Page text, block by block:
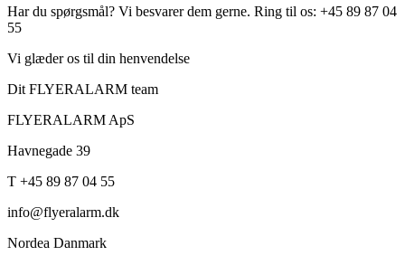
Har du spørgsmål? Vi besvarer dem gerne. Ring til os: +45 89 87 04
55
Vi glæder os til din henvendelse
Dit FLYERALARM team
FLYERALARM ApS
Havnegade 39
T +45 89 87 04 55
info@flyeralarm.dk
Nordea Danmark